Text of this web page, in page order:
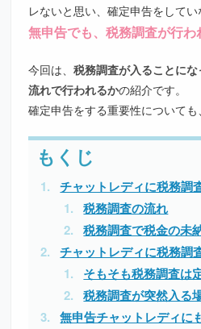
レないと思い、確定申告をしてい
無申告でも、税務調査が行わ
今回は、税務調査が入ることに
流れで行われるかの紹介です。
確定申告をする重要性についても
チャットレディに税務調
税務調査の流れ
税務調査で税金の未
チャットレディに税務調
そもそも税務調査は
税務調査が突然入る
無申告チャットレディに